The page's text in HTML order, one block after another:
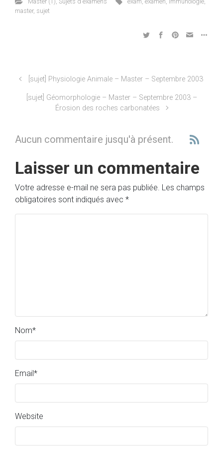
master, sujet
[sujet] Physiologie Animale – Master – Septembre 2003
[sujet] Géomorphologie – Master – Septembre 2003 –
Érosion des roches carbonatées
Aucun commentaire jusqu'à présent.
Laisser un commentaire
Votre adresse e-mail ne sera pas publiée. Les champs
obligatoires sont indiqués avec *
Nom*
Email*
Website